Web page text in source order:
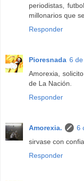
periodistas,
millonarios que
Responder
Pioresnada 6
Amorexia,
de La Nación.
Responder
Amorexia.
6
sirvase con
Responder